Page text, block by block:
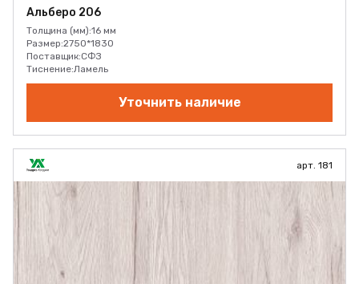
Альберо 206
Толщина (мм):16 мм
Размер:2750*1830
Поставщик:СФЗ
Тиснение:Ламель
Уточнить наличие
арт. 181